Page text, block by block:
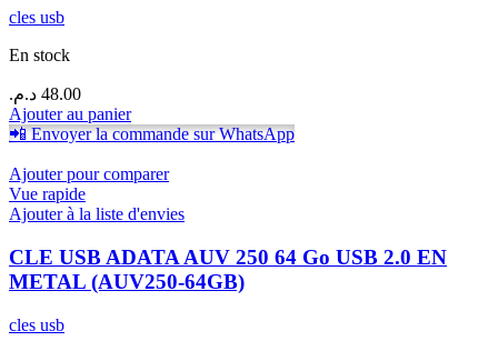
cles usb
En stock
48.00 د.م.
Ajouter au panier
📲 Envoyer la commande sur WhatsApp
Ajouter pour comparer
Vue rapide
Ajouter à la liste d'envies
CLE USB ADATA AUV 250 64 Go USB 2.0 EN
METAL (AUV250-64GB)
cles usb